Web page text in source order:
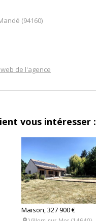
(94160)
de l'agence
vous intéresser :
Maison, 327 900 €